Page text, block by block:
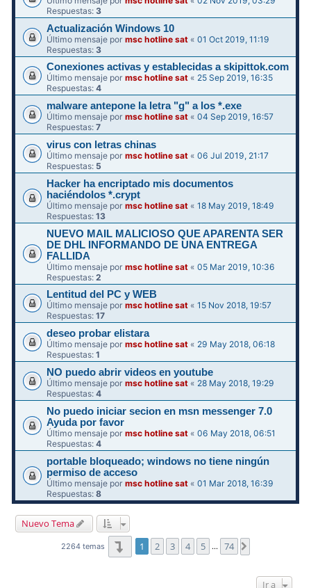
Respuestas:3
Actualización Windows 10
Último mensaje pormsc hotline sat «01 Oct 2019, 11:19
Respuestas: 3
Conexiones activas y establecidas a skipittok.com
Último mensaje pormsc hotline sat « 25 Sep 2019, 16:35
Respuestas:4
malware antepone la letra "g" a los *.exe
Último mensaje pormsc hotline sat «04 Sep 2019, 16:57
Respuestas:7
virus con letras chinas
Último mensaje pormsc hotline sat «06 Jul 2019, 21:17
Respuestas: 5
Hacker ha encriptado mis documentos
haciéndolos *.crypt
Último mensaje pormsc hotline sat «18 May 2019, 18:49
Respuestas:13
NUEVO MAIL MALICIOSO QUE APARENTA SER
DE DHL INFORMANDO DE UNA ENTREGA
FALLIDA
Último mensaje pormsc hotline sat «05 Mar 2019, 10:36
Respuestas:2
Lentitud del PC y WEB
Último mensaje pormsc hotline sat «15 Nov 2018, 19:57
Respuestas:17
deseo probar elistara
Último mensaje pormsc hotline sat « 29 May 2018, 06:18
Respuestas:1
NO puedo abrir videos en youtube
Último mensaje pormsc hotline sat « 28 May 2018, 19:29
Respuestas:4
No puedo iniciar secion en msn messenger 7.0
Ayuda por favor
Último mensaje pormsc hotline sat «06 May 2018, 06:51
Respuestas:4
portable bloqueado; windows no tiene ningún
permiso de acceso
Último mensaje pormsc hotline sat «01 Mar 2018, 16:39
Respuestas:8
Nuevo Tema
2264 temas Página1 de 74
1 2 3 4 5 … 74
Ir a